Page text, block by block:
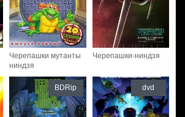
Черепашки мутанты
ниндзя
Черепашки-ниндзя
BDRip dvd